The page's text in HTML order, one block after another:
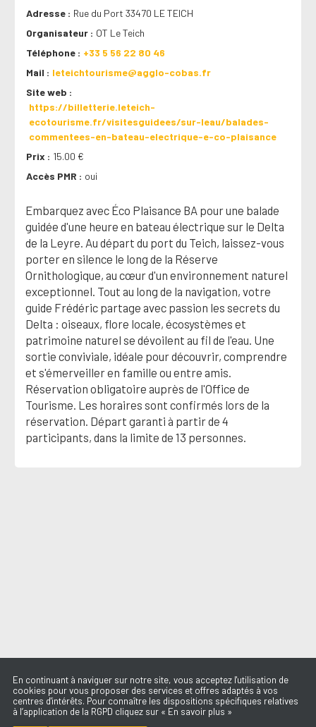
Adresse
Rue du Port 33470 LE TEICH
Organisateur
OT Le Teich
Téléphone
+33 5 56 22 80 46
Mail
leteichtourisme@agglo-cobas.fr
Site web
https://billetterie.leteich-
ecotourisme.fr/visitesguidees/sur-leau/balades-
commentees-en-bateau-electrique-e-co-plaisance
Prix
15.00 €
Accès PMR
oui
Embarquez avec Éco Plaisance BA pour une balade
guidée d'une heure en bateau électrique sur le Delta
de la Leyre. Au départ du port du Teich, laissez-vous
porter en silence le long de la Réserve
Ornithologique, au cœur d'un environnement naturel
exceptionnel. Tout au long de la navigation, votre
guide Frédéric partage avec passion les secrets du
Delta : oiseaux, flore locale, écosystèmes et
patrimoine naturel se dévoilent au fil de l'eau. Une
sortie conviviale, idéale pour découvrir, comprendre
et s'émerveiller en famille ou entre amis.
Réservation obligatoire auprès de l'Office de
Tourisme. Les horaires sont confirmés lors de la
réservation. Départ garanti à partir de 4
participants, dans la limite de 13 personnes.
En continuant à naviguer sur notre site, vous acceptez l'utilisation de
cookies pour vous proposer des services et offres adaptés à vos
centres d'intérêts. Pour connaître les dispositions spécifiques relatives
à l’application de la RGPD cliquez sur « En savoir plus »